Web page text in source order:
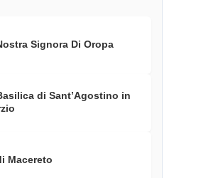
Signora Di Oropa
di Sant’Agostino in
Macereto